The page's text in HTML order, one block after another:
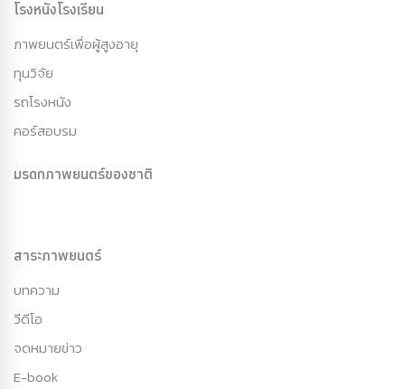
โรงหนังโรงเรียน
ภาพยนตร์เพื่อผู้สูงอายุ
ทุนวิจัย
รถโรงหนัง
คอร์สอบรม
มรดกภาพยนตร์ของชาติ
สาระภาพยนตร์
บทความ
วีดีโอ
จดหมายข่าว
E-book